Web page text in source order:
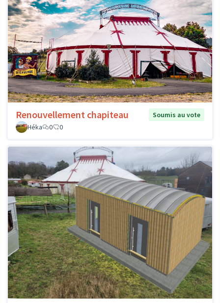
Renouvellement chapiteau
Soumis au vote
Héka
0 0